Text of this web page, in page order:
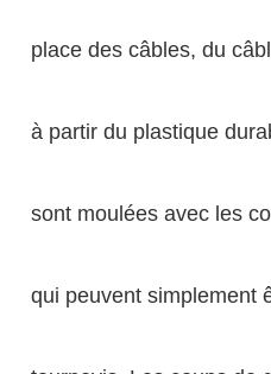
place des câbles, du
à partir du plastique
sont moulées avec les
qui peuvent simplement